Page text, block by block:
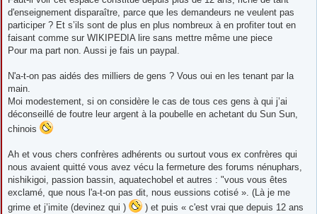
d'enseignement disparaître, parce que les demandeurs ne veulent pas
participer ? Et s’ils sont de plus en plus nombreux à en profiter tout en
faisant comme sur WIKIPEDIA lire sans mettre même une piece
Pour ma part non. Aussi je fais un paypal.
N'a-t-on pas aidés des milliers de gens ? Vous oui en les tenant par la
main.
Moi modestement, si on considère le cas de tous ces gens à qui j’ai
déconseillé de foutre leur argent à la poubelle en achetant du Sun Sun,
chinois
Ah et vous chers confrères adhérents ou surtout vous ex confrères qui
nous avaient quitté vous avez vécu la fermeture des forums nénuphars,
nishikigoi, passion bassin, aquatechobel et autres : "vous vous êtes
exclamé, que nous l'a-t-on pas dit, nous eussions cotisé ». (Là je me
grime et j’imite (devinez qui )
) et puis « c'est vrai que depuis 12 ans